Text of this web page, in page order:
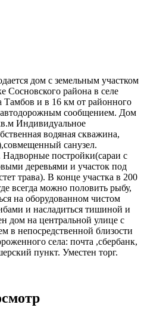
дом с земельным участком
района в селе
Тамбов и в 16 км от районного
сообщением. Дом
Индивидуальное
водяная скважина,
санузел.
Надворные постройки(сараи с
деревьями и участок под
трава). В конце участка в 200
всегда можно половить рыбу,
на оборудованном чистом
и насладиться тишиной и
дом на центральной улице с
в непосредственной близости
села: почта ,сбербанк,
пункт. Уместен торг.